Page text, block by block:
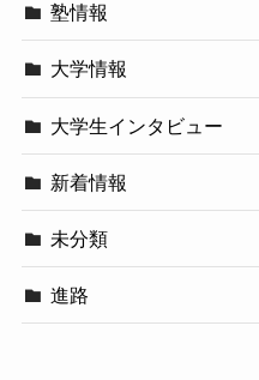
塾情報
大学情報
大学生インタビュー
新着情報
未分類
進路